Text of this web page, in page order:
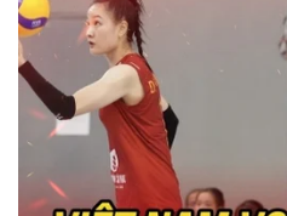
Pháp luật